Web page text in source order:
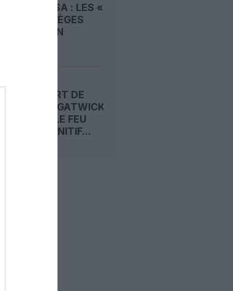
LUFTHANSA : LES «
VRAIS » SIÈGES
HUBLOT EN
L’AÉROPORT DE
LONDRES‑GATWICK
OBTIENT LE FEU
VERT DÉFINITIF...